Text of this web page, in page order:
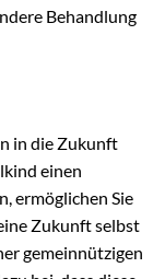
Behandlung
in die Zukunft
einen
ermöglichen Sie
Zukunft selbst
gemeinnützigen